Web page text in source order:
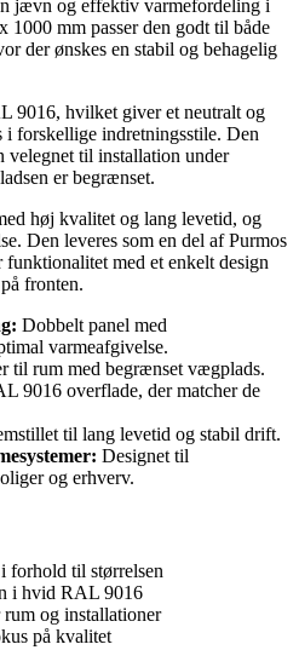
jævn og effektiv varmefordeling i
1000 mm passer den godt til både
der ønskes en stabil og behagelig
9016, hvilket giver et neutralt og
forskellige indretningsstile. Den
velegnet til installation under
er begrænset.
høj kvalitet og lang levetid, og
Den leveres som en del af Purmos
med et enkelt design
fronten.
Dobbelt panel med
varmeafgivelse.
til rum med begrænset vægplads.
9016 overflade, der matcher de
til lang levetid og stabil drift.
Designet til
og erhverv.
forhold til størrelsen
i hvid RAL 9016
og installationer
på kvalitet